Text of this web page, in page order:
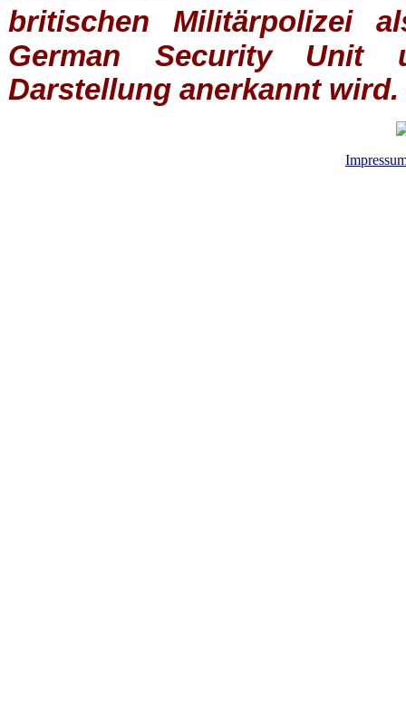
britischen
Militärpolizei
German Security Unit
Darstellung anerkannt wird.